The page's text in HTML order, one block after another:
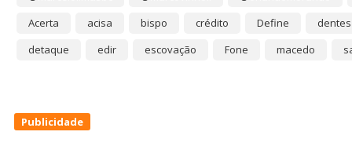
Acerta
acisa bispo crédito Define
dentes
detaque
edir escovação Fone macedo
Publicidade